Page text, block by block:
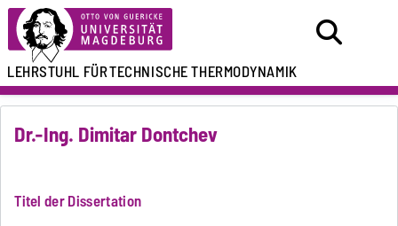
LEHRSTUHL FÜRTECHNISCHE THERMODYNAMIK
Dr.-Ing. Dimitar Dontchev
Titel der Dissertation